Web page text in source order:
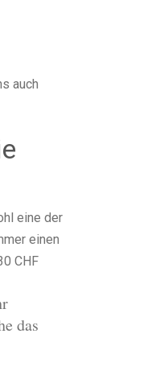
auch
eine der
einen
CHF
das